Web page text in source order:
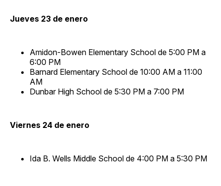
Jueves 23 de enero
Amidon-Bowen Elementary School de 5:00 PM a
6:00 PM
Barnard Elementary School de 10:00 AM a 11:00
AM
Dunbar High School de 5:30 PM a 7:00 PM
Viernes 24 de enero
Ida B. Wells Middle School de 4:00 PM a 5:30 PM